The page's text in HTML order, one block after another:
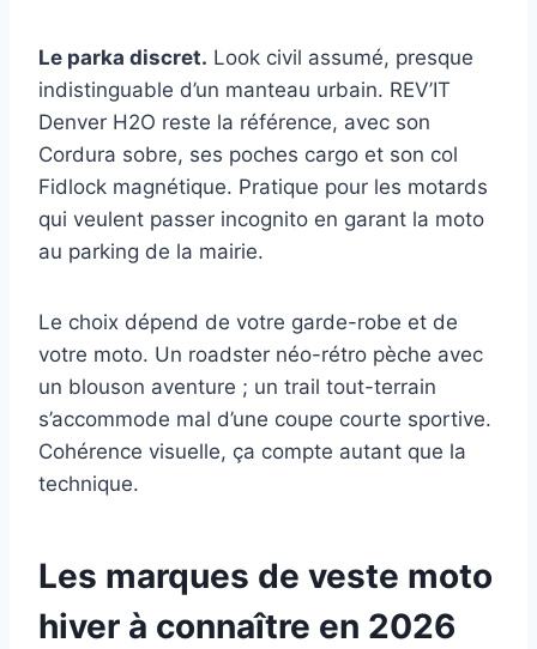
Le parka discret. Look civil assumé, presque
indistinguable d’un manteau urbain. REV’IT
Denver H2O reste la référence, avec son
Cordura sobre, ses poches cargo et son col
Fidlock magnétique. Pratique pour les motards
qui veulent passer incognito en garant la moto
au parking de la mairie.
Le choix dépend de votre garde-robe et de
votre moto. Un roadster néo-rétro pèche avec
un blouson aventure ; un trail tout-terrain
s’accommode mal d’une coupe courte sportive.
Cohérence visuelle, ça compte autant que la
technique.
Les marques de veste moto
hiver à connaître en 2026